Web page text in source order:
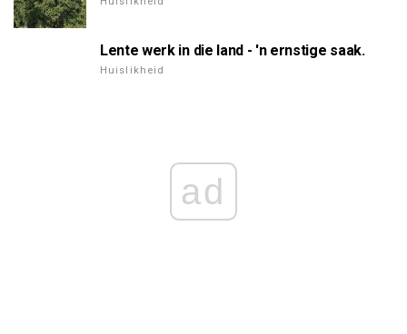
Lente werk in die land - 'n ernstige saak.
Huislikheid
ad